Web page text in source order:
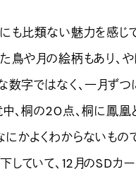
も比類ない魅力を感じ
鳥や月の絵柄もあり、
数字ではなく、一月ず
、桐の20点、桐に鳳凰
かよくわからないも
ていて、12月のSDカ